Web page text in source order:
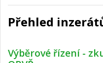
Přehled
Výběrové řízení -